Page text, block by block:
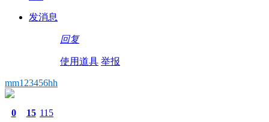
发消息
回复
使用道具 举报
mm123456hh
0 15 115